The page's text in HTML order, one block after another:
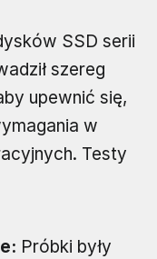
SSD serii
szereg
upewnić się,
w
Testy
Próbki były